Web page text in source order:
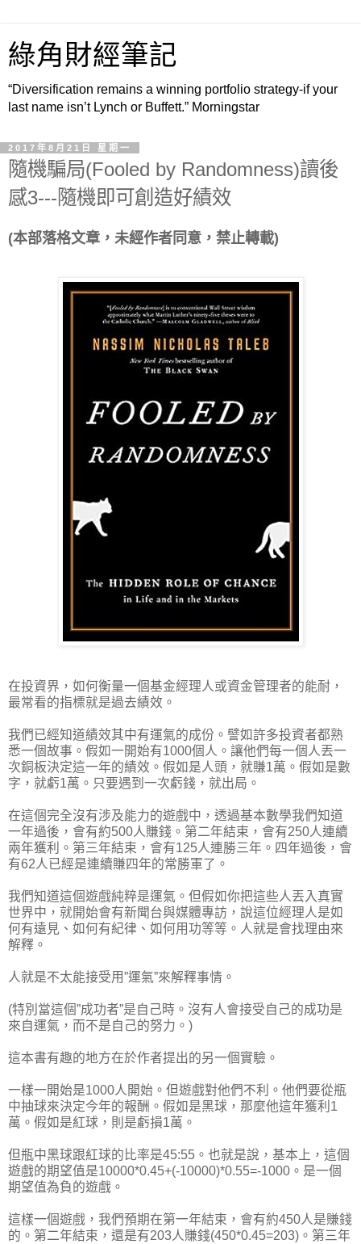
綠角財經筆記
“Diversification remains a winning portfolio strategy-if your
last name isn’t Lynch or Buffett.” Morningstar
2017年8月21日 星期一
隨機騙局(Fooled by Randomness)讀後
感3---隨機即可創造好績效
(本部落格文章，未經作者同意，禁止轉載)
在投資界，如何衡量一個基金經理人或資金管理者的能耐，
最常看的指標就是過去績效。
我們已經知道績效其中有運氣的成份。譬如許多投資者都熟
悉一個故事。假如一開始有1000個人。讓他們每一個人丟一
次銅板決定這一年的績效。假如是人頭，就賺1萬。假如是數
字，就虧1萬。只要遇到一次虧錢，就出局。
在這個完全沒有涉及能力的遊戲中，透過基本數學我們知道
一年過後，會有約500人賺錢。第二年結束，會有250人連續
兩年獲利。第三年結束，會有125人連勝三年。四年過後，會
有62人已經是連續賺四年的常勝軍了。
我們知道這個遊戲純粹是運氣。但假如你把這些人丟入真實
世界中，就開始會有新聞台與媒體專訪，說這位經理人是如
何有遠見、如何有紀律、如何用功等等。人就是會找理由來
解釋。
人就是不太能接受用”運氣”來解釋事情。
(特別當這個”成功者”是自己時。沒有人會接受自己的成功是
來自運氣，而不是自己的努力。)
這本書有趣的地方在於作者提出的另一個實驗。
一樣一開始是1000人開始。但遊戲對他們不利。他們要從瓶
中抽球來決定今年的報酬。假如是黑球，那麼他這年獲利1
萬。假如是紅球，則是虧損1萬。
但瓶中黑球跟紅球的比率是45:55。也就是說，基本上，這個
遊戲的期望值是10000*0.45+(-10000)*0.55=-1000。是一個
期望值為負的遊戲。
這樣一個遊戲，我們預期在第一年結束，會有約450人是賺錢
的。第二年結束，還是有203人賺錢(450*0.45=203)。第三年